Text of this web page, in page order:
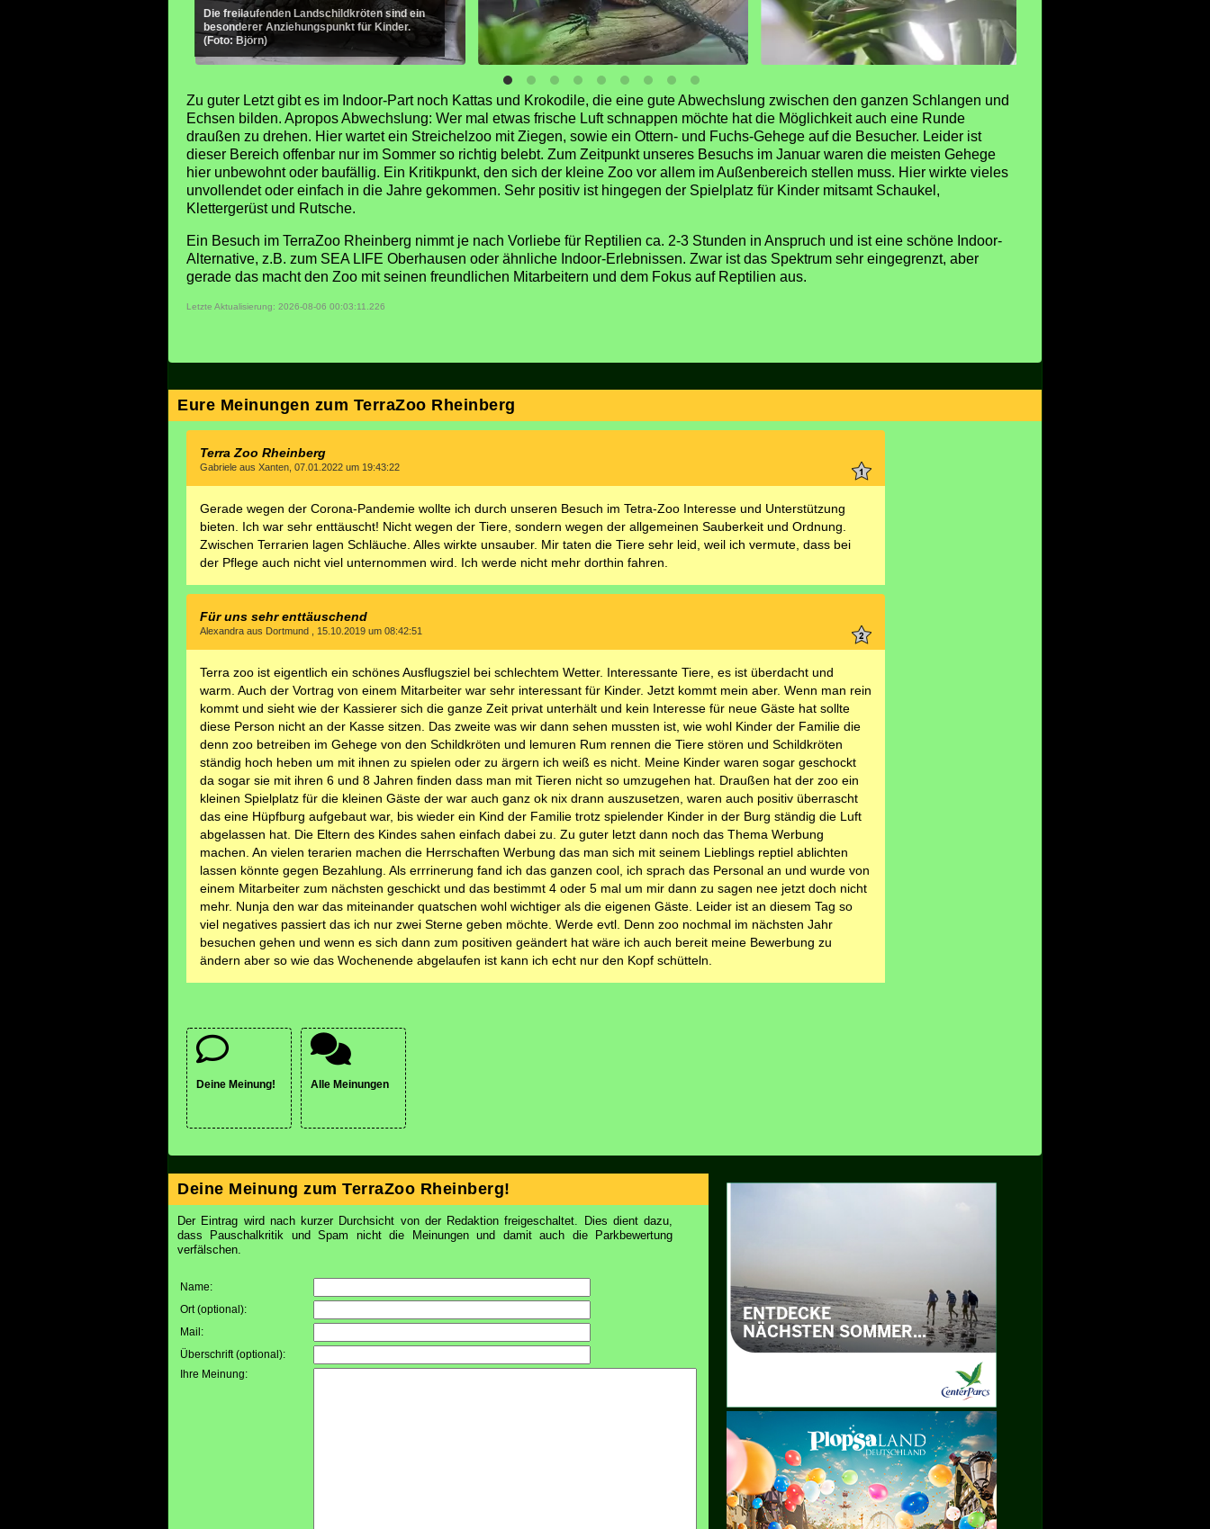
Die freilaufenden Landschildkröten sind ein
besonderer Anziehungspunkt für Kinder.
(Foto: Björn)
Zu guter Letzt gibt es im Indoor-Part noch Kattas und Krokodile, die eine gute Abwechslung zwischen den ganzen Schlangen und
Echsen bilden. Apropos Abwechslung: Wer mal etwas frische Luft schnappen möchte hat die Möglichkeit auch eine Runde
draußen zu drehen. Hier wartet ein Streichelzoo mit Ziegen, sowie ein Ottern- und Fuchs-Gehege auf die Besucher. Leider ist
dieser Bereich offenbar nur im Sommer so richtig belebt. Zum Zeitpunkt unseres Besuchs im Januar waren die meisten Gehege
hier unbewohnt oder baufällig. Ein Kritikpunkt, den sich der kleine Zoo vor allem im Außenbereich stellen muss. Hier wirkte vieles
unvollendet oder einfach in die Jahre gekommen. Sehr positiv ist hingegen der Spielplatz für Kinder mitsamt Schaukel,
Klettergerüst und Rutsche.
Ein Besuch im TerraZoo Rheinberg nimmt je nach Vorliebe für Reptilien ca. 2-3 Stunden in Anspruch und ist eine schöne Indoor-
Alternative, z.B. zum SEA LIFE Oberhausen oder ähnliche Indoor-Erlebnissen. Zwar ist das Spektrum sehr eingegrenzt, aber
gerade das macht den Zoo mit seinen freundlichen Mitarbeitern und dem Fokus auf Reptilien aus.
Letzte Aktualisierung: 2026-08-06 00:03:11.226
Eure Meinungen zum TerraZoo Rheinberg
Terra Zoo Rheinberg
Gabriele aus Xanten, 07.01.2022 um 19:43:22
Gerade wegen der Corona-Pandemie wollte ich durch unseren Besuch im Tetra-Zoo Interesse und Unterstützung
bieten. Ich war sehr enttäuscht! Nicht wegen der Tiere, sondern wegen der allgemeinen Sauberkeit und Ordnung.
Zwischen Terrarien lagen Schläuche. Alles wirkte unsauber. Mir taten die Tiere sehr leid, weil ich vermute, dass bei
der Pflege auch nicht viel unternommen wird. Ich werde nicht mehr dorthin fahren.
Für uns sehr enttäuschend
Alexandra aus Dortmund , 15.10.2019 um 08:42:51
Terra zoo ist eigentlich ein schönes Ausflugsziel bei schlechtem Wetter. Interessante Tiere, es ist überdacht und
warm. Auch der Vortrag von einem Mitarbeiter war sehr interessant für Kinder. Jetzt kommt mein aber. Wenn man rein
kommt und sieht wie der Kassierer sich die ganze Zeit privat unterhält und kein Interesse für neue Gäste hat sollte
diese Person nicht an der Kasse sitzen. Das zweite was wir dann sehen mussten ist, wie wohl Kinder der Familie die
denn zoo betreiben im Gehege von den Schildkröten und lemuren Rum rennen die Tiere stören und Schildkröten
ständig hoch heben um mit ihnen zu spielen oder zu ärgern ich weiß es nicht. Meine Kinder waren sogar geschockt
da sogar sie mit ihren 6 und 8 Jahren finden dass man mit Tieren nicht so umzugehen hat. Draußen hat der zoo ein
kleinen Spielplatz für die kleinen Gäste der war auch ganz ok nix drann auszusetzen, waren auch positiv überrascht
das eine Hüpfburg aufgebaut war, bis wieder ein Kind der Familie trotz spielender Kinder in der Burg ständig die Luft
abgelassen hat. Die Eltern des Kindes sahen einfach dabei zu. Zu guter letzt dann noch das Thema Werbung
machen. An vielen terarien machen die Herrschaften Werbung das man sich mit seinem Lieblings reptiel ablichten
lassen könnte gegen Bezahlung. Als errrinerung fand ich das ganzen cool, ich sprach das Personal an und wurde von
einem Mitarbeiter zum nächsten geschickt und das bestimmt 4 oder 5 mal um mir dann zu sagen nee jetzt doch nicht
mehr. Nunja den war das miteinander quatschen wohl wichtiger als die eigenen Gäste. Leider ist an diesem Tag so
viel negatives passiert das ich nur zwei Sterne geben möchte. Werde evtl. Denn zoo nochmal im nächsten Jahr
besuchen gehen und wenn es sich dann zum positiven geändert hat wäre ich auch bereit meine Bewerbung zu
ändern aber so wie das Wochenende abgelaufen ist kann ich echt nur den Kopf schütteln.
Deine Meinung! Alle Meinungen
Deine Meinung zum TerraZoo Rheinberg!
Der Eintrag wird nach kurzer Durchsicht von der Redaktion freigeschaltet. Dies dient dazu,
dass Pauschalkritik und Spam nicht die Meinungen und damit auch die Parkbewertung
verfälschen.
Name:
Ort (optional):
Mail :
Überschrift (optional):
Ihre Meinung: